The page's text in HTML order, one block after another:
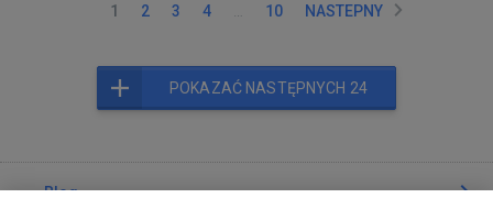
1 2 3 4 10 NASTEPNY
POKAZAĆ NASTĘPNYCH 24
Blog